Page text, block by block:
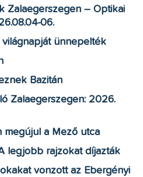
Zalaegerszegen – Optikai
06.
ünnepelték
Bazitán
Zalaegerszegen: 2026.
megújul a Mező utca
legjobb rajzokat díjazták
vonzott az Ebergényi